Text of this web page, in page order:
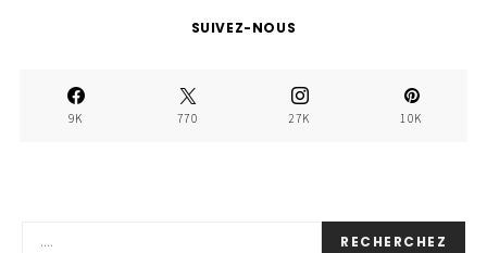
SUIVEZ-NOUS
9K 770 27K 10K
RECHERCHEZ